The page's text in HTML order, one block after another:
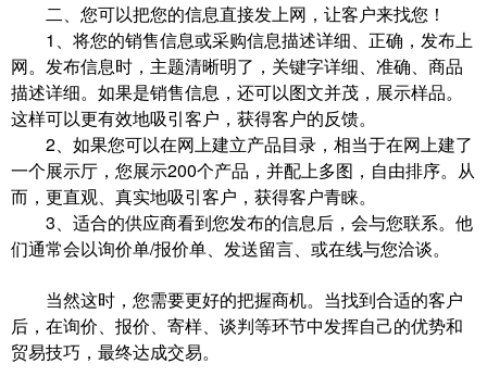
二、您可以把您的信息直接发上网，让客户来找您！
1、将您的销售信息或采购信息描述详细、正确，发布上
网。发布信息时，主题清晰明了，关键字详细、准确、商品
描述详细。如果是销售信息，还可以图文并茂，展示样品。
这样可以更有效地吸引客户，获得客户的反馈。
2、如果您可以在网上建立产品目录，相当于在网上建了
一个展示厅，您展示200个产品，并配上多图，自由排序。从
而，更直观、真实地吸引客户，获得客户青睐。
3、适合的供应商看到您发布的信息后，会与您联系。他
们通常会以询价单/报价单、发送留言、或在线与您洽谈。
当然这时，您需要更好的把握商机。当找到合适的客户
后，在询价、报价、寄样、谈判等环节中发挥自己的优势和
贸易技巧，最终达成交易。